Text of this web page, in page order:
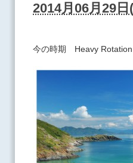
2014月06月29日
今の時期 Heavy Rotation